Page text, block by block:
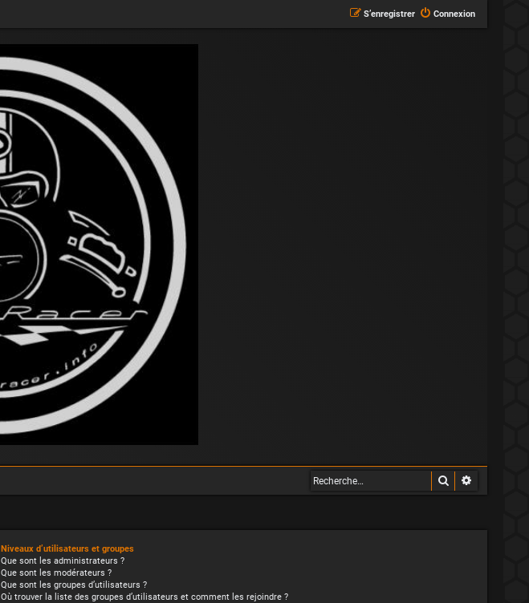
Connexion
S’enregistrer
Rechercher
Niveaux d’utilisateurs et groupes
Que sont les administrateurs ?
Que sont les modérateurs ?
Que sont les groupes d’utilisateurs ?
Où trouver la liste des groupes d’utilisateurs et comment les rejoindre ?